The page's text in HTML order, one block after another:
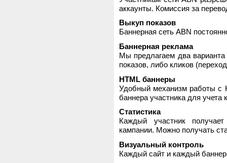
аккаунты. Комиссия за
Выкуп показов
Баннерная сеть ABN
Баннерная реклама
Мы предлагаем два
показов, либо кликов
HTML баннеры
Удобный механизм работы с
баннера участника для
Статистика
Каждый участник
кампании. Можно получать
Визуальный контроль
Каждый сайт и каждый